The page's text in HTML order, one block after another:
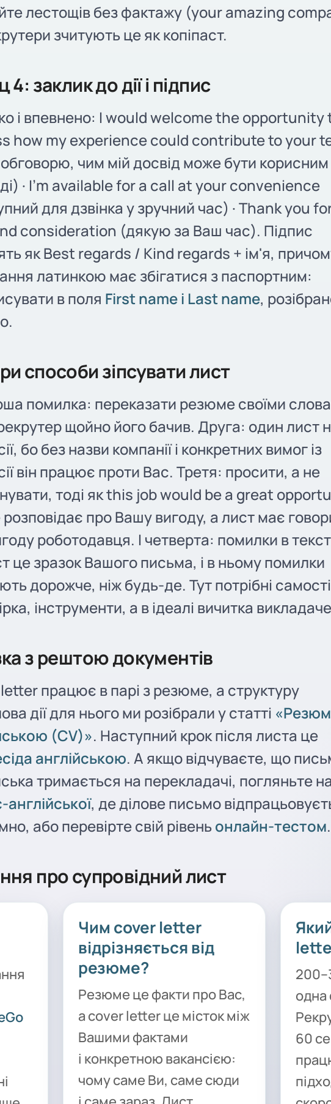
лестощів без фактажу (your amazing
зчитують це як копіпаст.
4: заклик до дії і підпис
і впевнено: I would welcome the opportunity
how my experience could contribute to your
чим мій досвід може бути корисним
· I'm available for a call at your convenience
для дзвінка у зручний час) · Thank you
consideration (дякую за Ваш час). Підпис
як Best regards / Kind regards + ім'я,
латинкою має збігатися з паспортним:
в поля First name і Last name,
способи зіпсувати лист
помилка: переказати резюме своїми
щойно його бачив. Друга: один лист
бо без назви компанії і конкретних вимог із
він працює проти Вас. Третя: просити, а не
тоді як this job would be a great
про Вашу вигоду, а лист має
роботодавця. І четверта: помилки в
це зразок Вашого письма, і в ньому помилки
дорожче, ніж будь-де. Тут потрібні
інструменти, а в ідеалі вичитка
з рештою документів
працює в парі з резюме, а структуру
дії для нього ми розібрали у статті
(CV)». Наступний крок після листа це
англійською. А якщо відчуваєте, що
тримається на перекладачі, погляньте на
англійської, де ділове письмо
або перевірте свій рівеньонлайн-тестом.
про супровідний лист
Чим cover letter
відрізняється від
резюме?
Резюме це факти про Вас,
а cover letter це місток між
Вашими фактами
і конкретною вакансією:
чому саме Ви, саме сюди
одна
60